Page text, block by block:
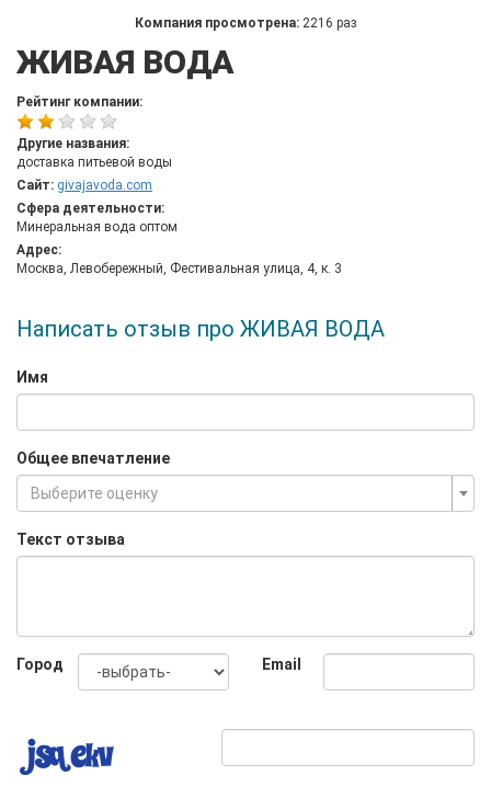
Компания просмотрена: 2216 раз
ЖИВАЯ ВОДА
Рейтинг компании:
Другие названия:
доставка питьевой воды
Сайт: givajavoda.com
Сфера деятельности:
Минеральная вода оптом
Адрес:
Москва, Левобережный, Фестивальная улица, 4, к. 3
Написать отзыв про ЖИВАЯ ВОДА
Имя
Общее впечатление
Выберите оценку
Текст отзыва
Город Email